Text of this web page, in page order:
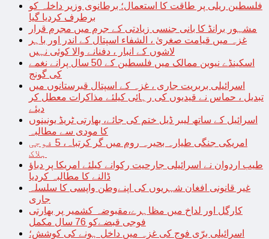
فلسطین ریلی پر طاقت کا استعمال؛ برطانوی وزیر داخلہ کو
برطرف کردیا گیا
مشہور برانڈ کا بانی جنسی زیادتی کے جرم میں مجرم قرار
غزہ میں قیامت صغریٰ ، الشفاء اسپتال کے اندر اور باہر
لاشوں کے انبار ، دفنانے والا کوئی نہیں
اسکینڈے نیوین ممالک میں فلسطین کے 50 سال پرانے نغمے
کی گونج
اسرائیلی بربریت جاری ، غزہ کے اسپتال قبرستانوں میں
تبدیل ، حماس نے قیدیوں کی رہائی کیلئے مذاکرات معطل کر
دیئے
اسرائیل کے ساتھ لیبر ڈیل ختم کی جائے، بھارتی ٹریڈ یونینوں
کا مودی سے مطالبہ
امریکی جنگی طیارہ بحیرہ روم میں گر کرتباہ، 5 فوجی
ہلاک
طیب اردوان نے اسرائیلی جارحیت رکوانے کیلئے امریکا پر دباؤ
ڈالنے کا مطالبہ کردیا
غیر قانونی افغان شہریوں کی اپنےوطن واپسی کا سلسلہ
جاری
کارگل اور لداخ میں مظاہرے،مقبوضہ کشمیر پر بھارتی
فوجی قبضےکو 76 سال مکمل
اسرائیلی برّی فوج کی غزہ میں داخل ہونے کی کوشش؛